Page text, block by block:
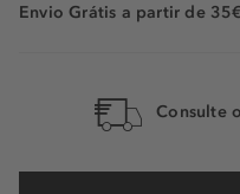
Envio Grátis a partir de 35€
Consulte